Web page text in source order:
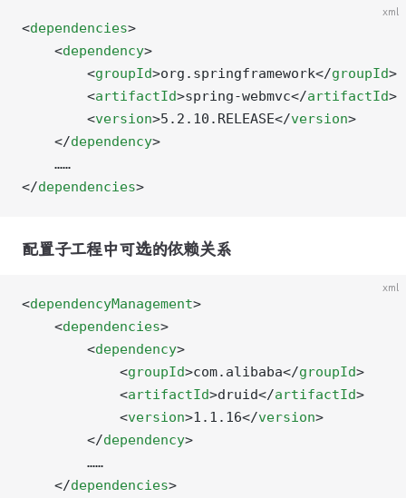
xml
<dependencies>
    <
dependency>
        <
groupId>org.springframework</groupId>
        <
artifactId>spring-webmvc</artifactId>
        <
version>5.2.10.RELEASE</version>
    </
dependency>
    ……
</dependencies>
配置子工程中可选的依赖关系
xml
<dependencyManagement>
    <
dependencies>
        <
dependency>
            <
groupId>com.alibaba</groupId>
            <
artifactId>druid</artifactId>
            <
version>1.1.16</version>
        </
dependency>
        ……
    </
dependencies>